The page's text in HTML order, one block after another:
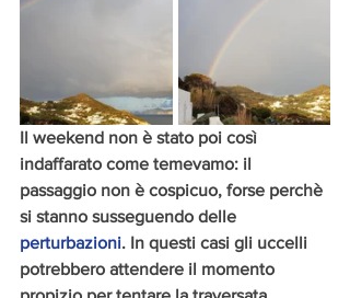
Il weekend non è stato poi così
indaffarato come temevamo: il
passaggio non è cospicuo, forse perchè
si stanno susseguendo delle
perturbazioni. In questi casi gli uccelli
potrebbero attendere il momento